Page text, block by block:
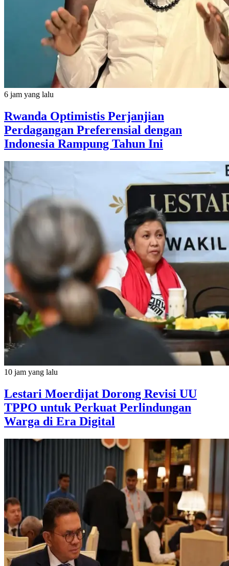
6 jam yang lalu
Rwanda Optimistis Perjanjian
Perdagangan Preferensial dengan
Indonesia Rampung Tahun Ini
10 jam yang lalu
Lestari Moerdijat Dorong Revisi UU
TPPO untuk Perkuat Perlindungan
Warga di Era Digital